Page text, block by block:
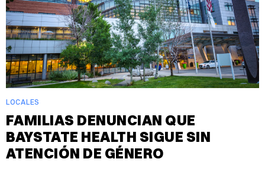
LOCALES
FAMILIAS DENUNCIAN QUE
BAYSTATE HEALTH SIGUE SIN
ATENCIÓN DE GÉNERO